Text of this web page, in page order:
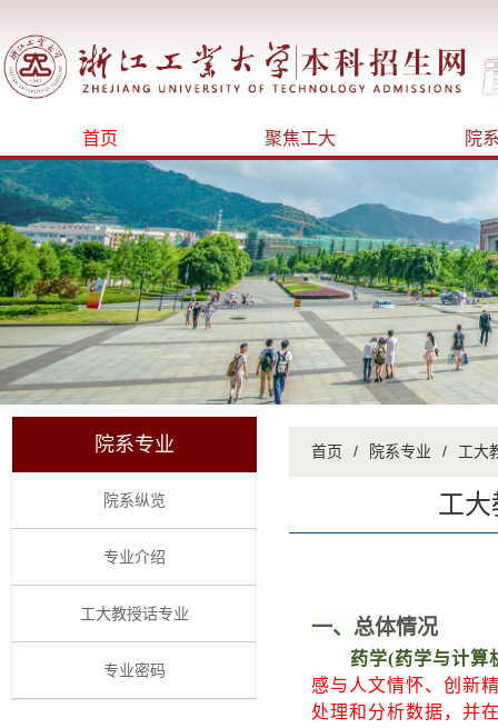
首页 聚焦工大 院
院系专业
院系纵览
专业介绍
工大教授话专业
专业密码
首页 / 院系专业 / 工大
工
一、总体情况
药学(药学与计算
感与人文情怀、创新
处理和分析数据，并